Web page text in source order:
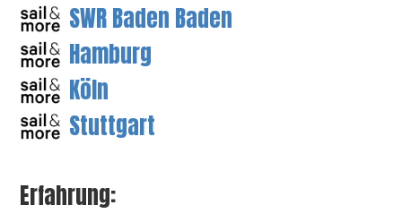
SWR Baden Baden
Hamburg
Köln
Stuttgart
Erfahrung: